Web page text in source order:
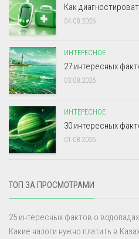
Как
04.08.2026
ИНТЕРЕСНОЕ
27 интересных
03.08.2026
ИНТЕРЕСНОЕ
30 интересных
01.08.2026
ТОП ЗА ПРОСМОТРАМИ
25 интересных фактов о
Какие налоги нужно платить в